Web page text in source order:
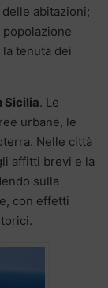
abitazioni;
tenuta dei
Sicilia. Le
urbane, le
Nelle città
affitti brevi e la
sulla
con effetti